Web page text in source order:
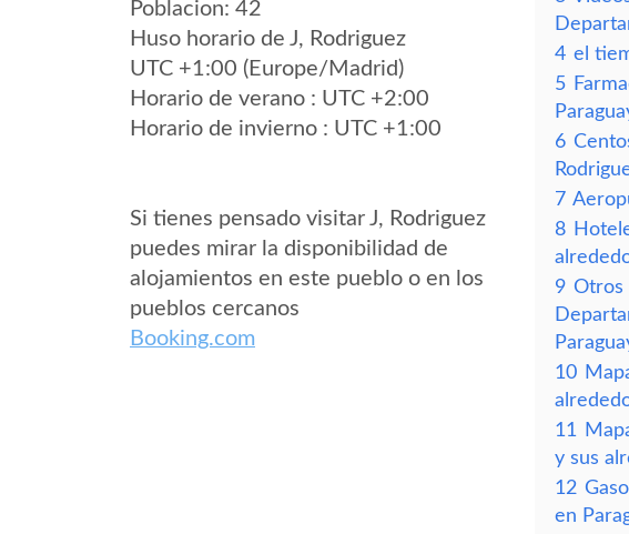
Poblacion: 42
Huso horario de J, Rodriguez
UTC +1:00 (Europe/Madrid)
Horario de verano : UTC +2:00
Horario de invierno : UTC +1:00
Si tienes pensado visitar J, Rodriguez
puedes mirar la disponibilidad de
alojamientos en este pueblo o en los
pueblos cercanos
Booking.com
4 el
5
6
7
8
9 Otros
10
11
y sus
12
en